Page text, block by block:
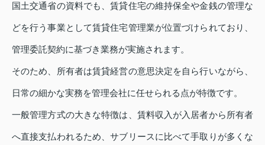
国土交通省の資料でも、賃貸住宅の維持保全や金銭の管理な
どを行う事業として賃貸住宅管理業が位置づけられており、
管理委託契約に基づき業務が実施されます。
そのため、所有者は賃貸経営の意思決定を自ら行いながら、
日常の細かな実務を管理会社に任せられる点が特徴です。
一般管理方式の大きな特徴は、賃料収入が入居者から所有者
へ直接支払われるため、サブリースに比べて手取りが多くな